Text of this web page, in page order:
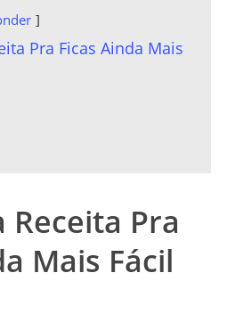
Pra Ficas Ainda Mais
Receita Pra
Mais Fácil